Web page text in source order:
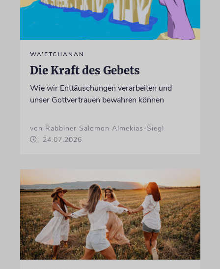
WA’ETCHANAN
Die Kraft des Gebets
Wie wir Enttäuschungen verarbeiten und
unser Gottvertrauen bewahren können
von Rabbiner Salomon Almekias-Siegl
24.07.2026